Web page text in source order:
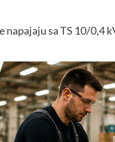
sa TS 10/0,4